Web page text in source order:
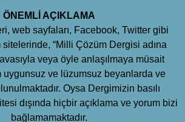
ÖNEMLİ AÇIKLAMA
web sayfaları, Facebook, Twitter gibi
sitelerinde, “Milli Çözüm Dergisi adına
veya öyle anlaşılmaya müsait
uygunsuz ve lüzumsuz beyanlarda ve
Oysa Dergimizin basılı
dışında hiçbir açıklama ve yorum bizi
bağlamamaktadır.